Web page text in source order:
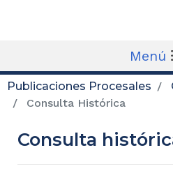
Menú
Publicaciones Procesales
Consulta Histórica
Consulta